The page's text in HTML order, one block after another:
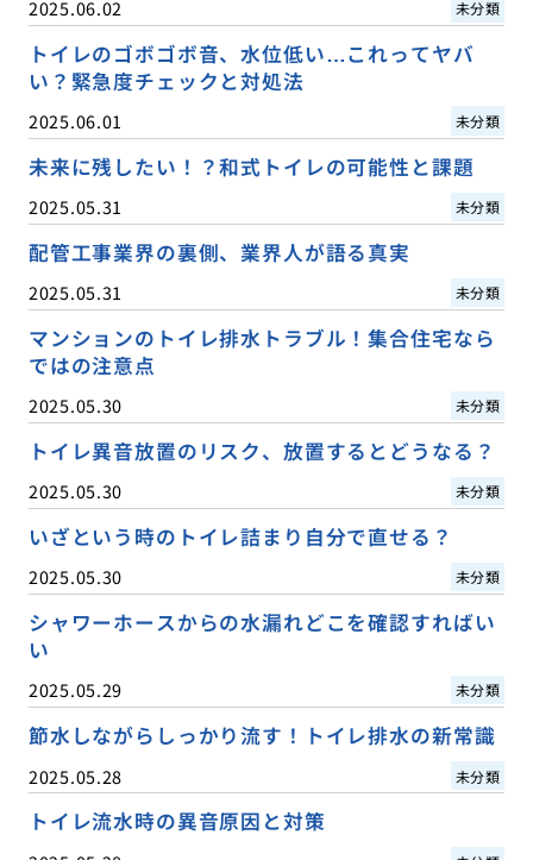
2025.06.02 未分類
トイレのゴボゴボ音、水位低い…これってヤバ
い？緊急度チェックと対処法
2025.06.01 未分類
未来に残したい！？和式トイレの可能性と課題
2025.05.31 未分類
配管工事業界の裏側、業界人が語る真実
2025.05.31 未分類
マンションのトイレ排水トラブル！集合住宅なら
ではの注意点
2025.05.30 未分類
トイレ異音放置のリスク、放置するとどうなる？
2025.05.30 未分類
いざという時のトイレ詰まり自分で直せる？
2025.05.30 未分類
シャワーホースからの水漏れどこを確認すればい
い
2025.05.29 未分類
節水しながらしっかり流す！トイレ排水の新常識
2025.05.28 未分類
トイレ流水時の異音原因と対策